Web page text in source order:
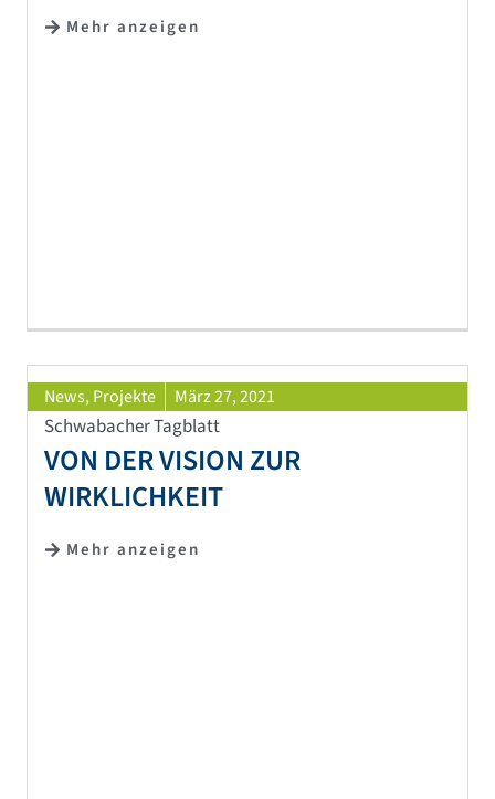
Mehr anzeigen
News,Projekte März 27, 2021
Schwabacher Tagblatt
VON DER VISION ZUR
WIRKLICHKEIT
Mehr anzeigen